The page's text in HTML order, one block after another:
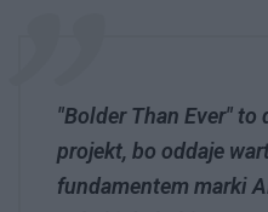
"Bolder Than Ever" to
projekt, bo oddaje
fundamentem marki